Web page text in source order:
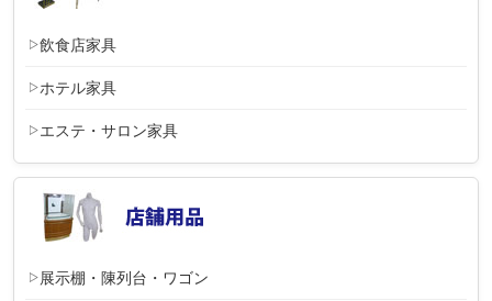
飲食店家具
ホテル家具
エステ・サロン家具
展示棚・陳列台・ワゴン